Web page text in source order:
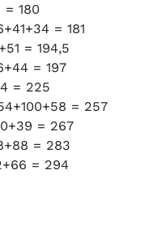
= 180
= 181
= 194,5
= 197
= 225
= 257
= 267
= 283
= 294